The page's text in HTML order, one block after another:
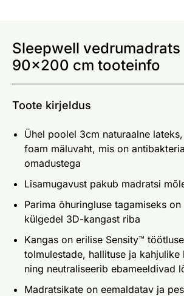
Sleepwell vedrumadrats
90x200 cm tooteinfo
Toote kirjeldus
Ühel poolel 3cm naturaalne
foam mäluvaht, mis on
omadustega
Lisamugavust pakub madratsi
Parima õhuringluse tagamiseks on
külgedel 3D-kangast riba
Kangas on erilise Sensity™
tolmulestade, hallituse ja
ning neutraliseerib ebameeldivad
Madratsikate on eemaldatav ja